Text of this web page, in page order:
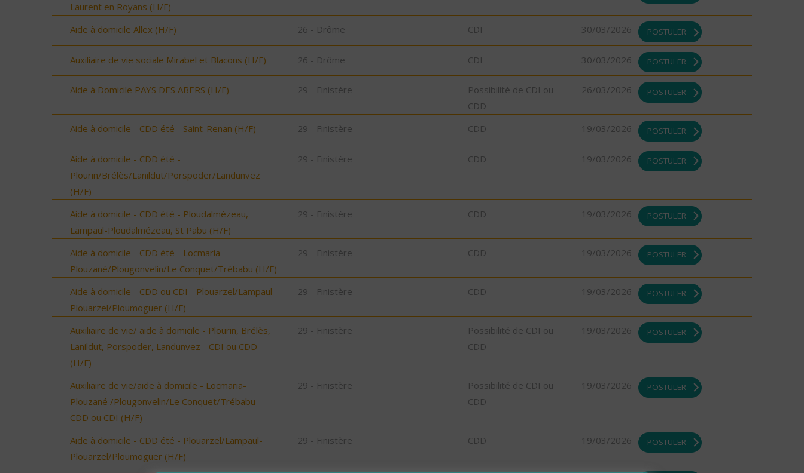
Laurent en Royans (H/F)
Aide à domicile Allex (H/F) 26 - Drôme CDI 30/03/2026 POSTULER
Auxiliaire de vie sociale Mirabel et Blacons (H/F) 26 - Drôme CDI 30/03/2026 POSTULER
Aide à Domicile PAYS DES ABERS (H/F) 29 - Finistère
Possibilité de CDI ou
CDD
26/03/2026 POSTULER
Aide à domicile - CDD été - Saint-Renan (H/F) 29 - Finistère CDD 19/03/2026 POSTULER
Aide à domicile - CDD été -
Plourin/Brélès/Lanildut/Porspoder/Landunvez
(H/F)
29 - Finistère CDD 19/03/2026 POSTULER
Aide à domicile - CDD été - Ploudalmézeau,
Lampaul-Ploudalmézeau, St Pabu (H/F)
29 - Finistère CDD 19/03/2026 POSTULER
Aide à domicile - CDD été - Locmaria-
Plouzané/Plougonvelin/Le Conquet/Trébabu (H/F)
29 - Finistère CDD 19/03/2026 POSTULER
Aide à domicile - CDD ou CDI - Plouarzel/Lampaul-
Plouarzel/Ploumoguer (H/F)
29 - Finistère CDD 19/03/2026 POSTULER
Auxiliaire de vie/ aide à domicile - Plourin, Brélès,
Lanildut, Porspoder, Landunvez - CDI ou CDD
(H/F)
29 - Finistère
Possibilité de CDI ou
CDD
19/03/2026 POSTULER
Auxiliaire de vie/aide à domicile - Locmaria-
Plouzané /Plougonvelin/Le Conquet/Trébabu -
CDD ou CDI (H/F)
29 - Finistère
Possibilité de CDI ou
CDD
19/03/2026 POSTULER
Aide à domicile - CDD été - Plouarzel/Lampaul-
Plouarzel/Ploumoguer (H/F)
29 - Finistère CDD 19/03/2026 POSTULER